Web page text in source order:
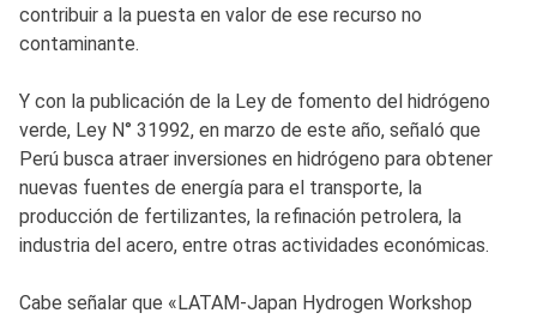
contribuir a la puesta en valor de ese recurso no
contaminante.
Y con la publicación de la Ley de fomento del hidrógeno
verde, Ley N° 31992, en marzo de este año, señaló que
Perú busca atraer inversiones en hidrógeno para obtener
nuevas fuentes de energía para el transporte, la
producción de fertilizantes, la refinación petrolera, la
industria del acero, entre otras actividades económicas.
Cabe señalar que «LATAM-Japan Hydrogen Workshop